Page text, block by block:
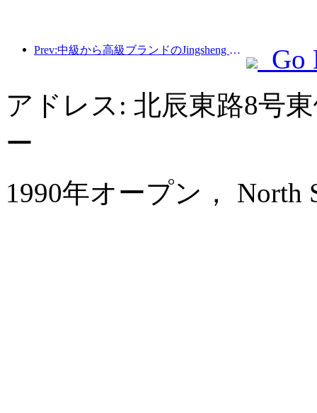
Prev:中級から高級ブランドのJingsheng Hotelが正式に出発し、eスポーツ、文化、観光の統合の新しいモデルを開く
Go
アドレス: 北辰東路8号
ー
1990年オープン， North